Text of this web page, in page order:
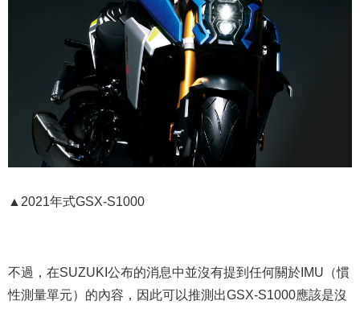
▲2021年式GSX-S1000
不過，在SUZUKI公布的消息中並沒有提到任何關於IMU（慣
性測量單元）的內容，因此可以推測出GSX-S1000應該是沒